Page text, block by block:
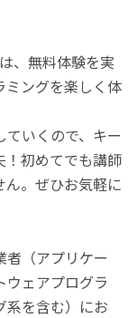
、無料体験を実
ミングを楽しく体
いくので、キー
！初めてでも講師
。ぜひお気軽に
（アプリケー
ウェアプログラ
系を含む）にお